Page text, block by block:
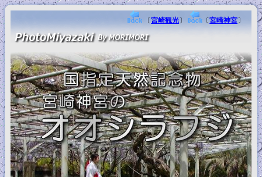
〔宮崎観光〕 〔宮崎神宮〕